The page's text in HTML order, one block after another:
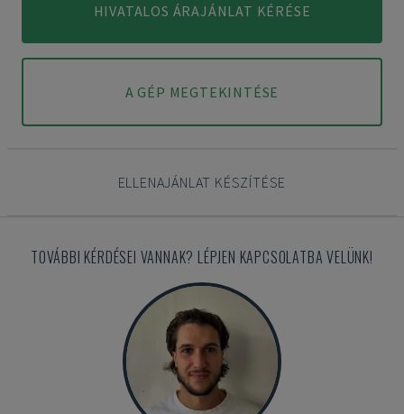
HIVATALOS ÁRAJÁNLAT KÉRÉSE
A GÉP MEGTEKINTÉSE
ELLENAJÁNLAT KÉSZÍTÉSE
TOVÁBBI KÉRDÉSEI VANNAK? LÉPJEN KAPCSOLATBA VELÜNK!